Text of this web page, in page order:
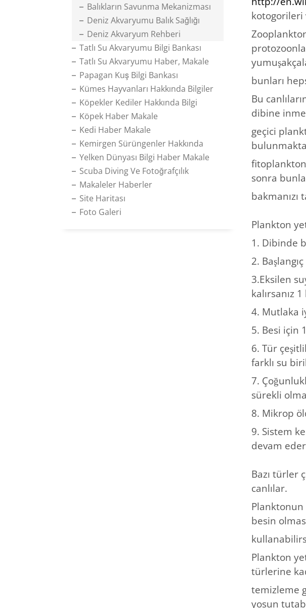
Balıkların Savunma Mekanizması
Deniz Akvaryumu Balık Sağlığı
Deniz Akvaryum Rehberi
Tatlı Su Akvaryumu Bilgi Bankası
Tatlı Su Akvaryumu Haber, Makale
Papagan Kuş Bilgi Bankası
Kümes Hayvanları Hakkında Bilgiler
Köpekler Kediler Hakkında Bilgi
Köpek Haber Makale
Kedi Haber Makale
Kemirgen Sürüngenler Hakkında
Yelken Dünyası Bilgi Haber Makale
Scuba Diving Ve Fotoğrafçılık
Makaleler Haberler
Site Haritası
Foto Galeri
kotogorileri
bunları
Bu
dibine
geçici
sonra
bakmanızı
Plankton
1. Dibinde
2.
3.Eksilen
kalırsanız
4. Mutlaka
5. Besi için
6. Tür
farklı su
7.
sürekli
8. Mikrop
9. Sistem
devam
Bazı türler
canlılar.
Planktonun
besin
Plankton
türlerine
temizleme
yosun